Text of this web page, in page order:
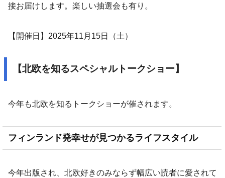
接お届けします。楽しい抽選会も有り。
【開催日】2025年11月15日（土）
【北欧を知るスペシャルトークショー】
今年も北欧を知るトークショーが催されます。
フィンランド発幸せが見つかるライフスタイル
今年出版され、北欧好きのみならず幅広い読者に愛されて